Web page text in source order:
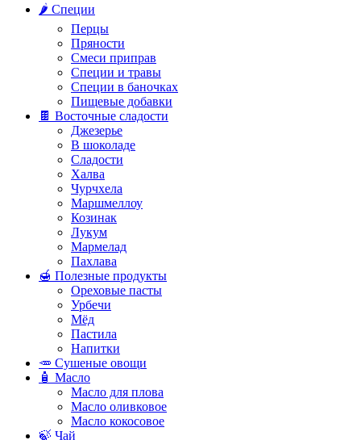
🌶️ Специи
Перцы
Пряности
Смеси приправ
Специи и травы
Специи в баночках
Пищевые добавки
🍫 Восточные сладости
Джезерье
В шоколаде
Сладости
Халва
Чурчхела
Маршмеллоу
Козинак
Лукум
Мармелад
Пахлава
🍯 Полезные продукты
Ореховые пасты
Урбечи
Мёд
Пастила
Напитки
🥕 Сушеные овощи
🧴 Масло
Масло для плова
Масло оливковое
Масло кокосовое
🍃 Чай